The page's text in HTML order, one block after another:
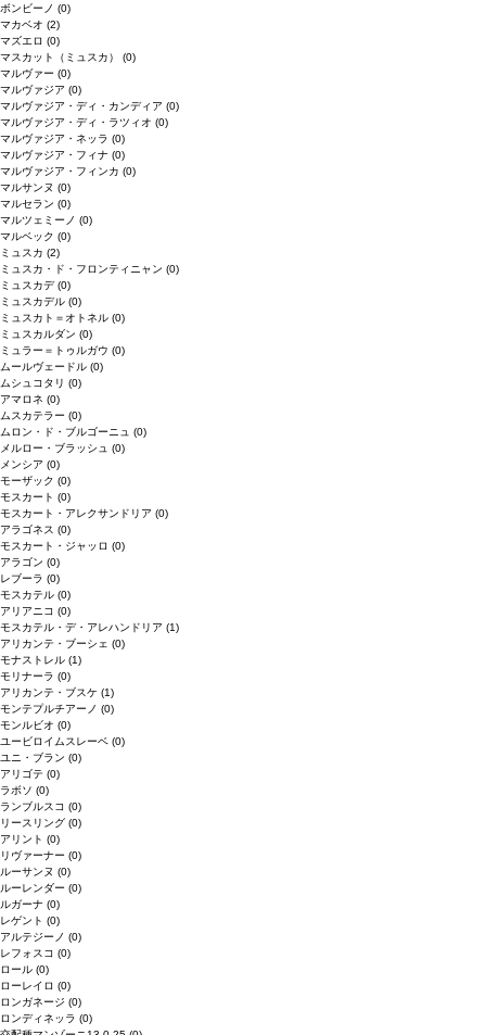
ボンビーノ (0)
マカベオ (2)
マズエロ (0)
マスカット（ミュスカ） (0)
マルヴァー (0)
マルヴァジア (0)
マルヴァジア・ディ・カンディア (0)
マルヴァジア・ディ・ラツィオ (0)
マルヴァジア・ネッラ (0)
マルヴァジア・フィナ (0)
マルヴァジア・フィンカ (0)
マルサンヌ (0)
マルセラン (0)
マルツェミーノ (0)
マルベック (0)
ミュスカ (2)
ミュスカ・ド・フロンティニャン (0)
ミュスカデ(0)
ミュスカデル (0)
ミュスカト＝オトネル (0)
ミュスカルダン (0)
ミュラー＝トゥルガウ (0)
ムールヴェードル (0)
ムシュコタリ (0)
アマロネ (0)
ムスカテラー (0)
ムロン・ド・ブルゴーニュ (0)
メルロー・ブラッシュ (0)
メンシア (0)
モーザック (0)
モスカート (0)
モスカート・アレクサンドリア (0)
アラゴネス (0)
モスカート・ジャッロ (0)
アラゴン (0)
レブーラ (0)
モスカテル (0)
アリアニコ (0)
モスカテル・デ・アレハンドリア (1)
アリカンテ・ブーシェ (0)
モナストレル (1)
モリナーラ (0)
アリカンテ・ブスケ (1)
モンテプルチアーノ (0)
モンルビオ (0)
ユービロイムスレーベ (0)
ユニ・ブラン (0)
アリゴテ (0)
ラボソ (0)
ランブルスコ (0)
リースリング (0)
アリント (0)
リヴァーナー (0)
ルーサンヌ (0)
ルーレンダー (0)
ルガーナ (0)
レゲント (0)
アルテジーノ (0)
レフォスコ (0)
ロール (0)
ローレイロ (0)
ロンガネージ (0)
ロンディネッラ (0)